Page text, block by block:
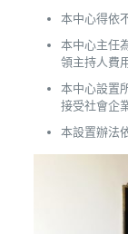
本中心得依
本中心主任
領主持人費
本中心設置
接受社會企
本設置辦法